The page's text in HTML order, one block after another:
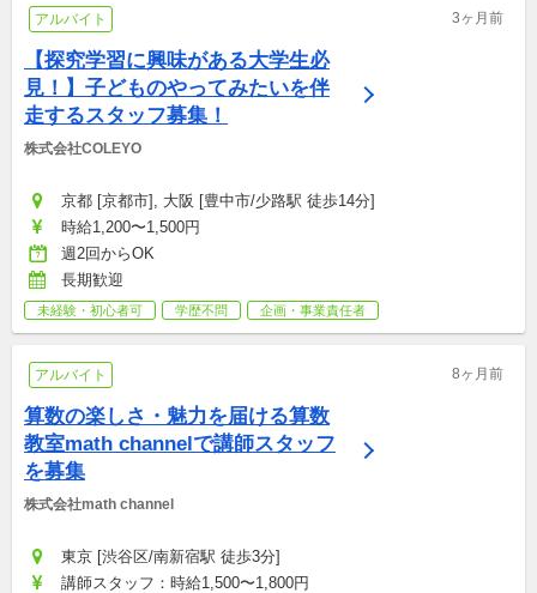
アルバイト 3ヶ月前
【探究学習に興味がある大学生必
見！】子どものやってみたいを伴
走するスタッフ募集！
株式会社COLEYO
京都 [京都市], 大阪 [豊中市/少路駅 徒歩14分]
時給1,200〜1,500円
週2回からOK
長期歓迎
未経験・初心者可 学歴不問 企画・事業責任者
アルバイト 8ヶ月前
算数の楽しさ・魅力を届ける算数
教室math channelで講師スタッフ
を募集
株式会社math channel
東京 [渋谷区/南新宿駅 徒歩3分]
講師スタッフ：時給1,500〜1,800円